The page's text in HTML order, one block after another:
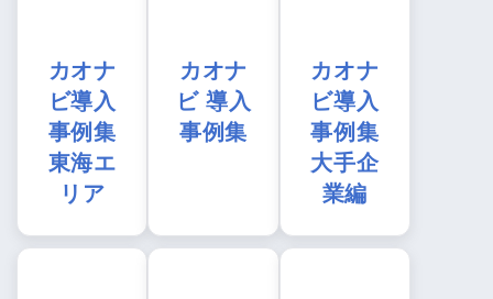
カオナ
ビ導入
事例集
東海エ
リア
カオナ
ビ 導入
事例集
カオナ
ビ導入
事例集
大手企
業編